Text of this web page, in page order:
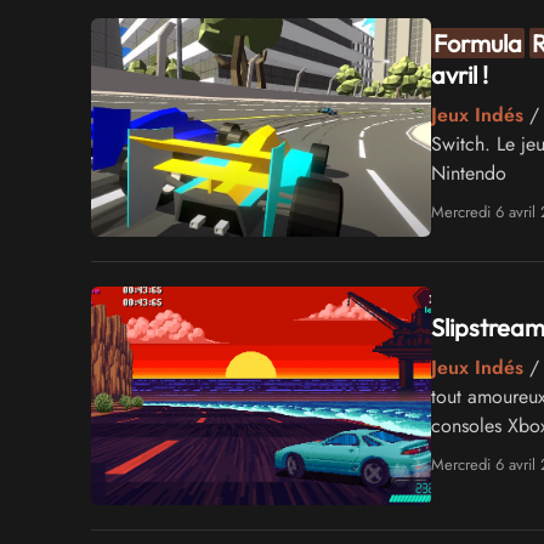
Formula
avril !
Jeux Indés/
Switch. Le
Nintendo
Mercredi 6 avril
Jeux Indés/
tout
consoles
Mercredi 6 avril